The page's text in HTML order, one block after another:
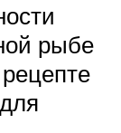
рыбе